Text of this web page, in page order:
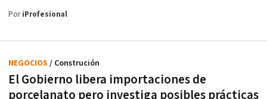
PoriProfesional
El Gobierno libera importaciones de
porcelanato pero investiga posibles prácticas
NEGOCIOS / Construción